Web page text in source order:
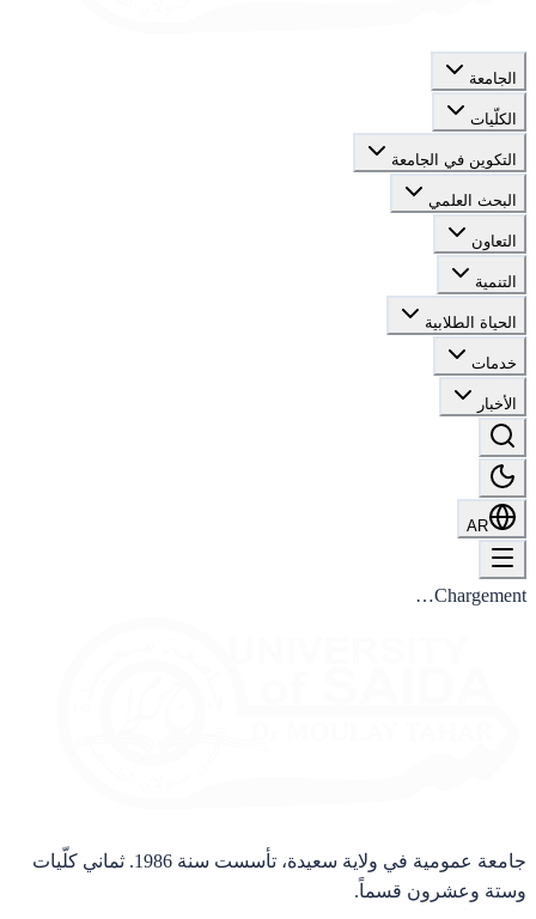
الجامعة
الكلّيات
التكوين في الجامعة
البحث العلمي
التعاون
التنمية
الحياة الطلابية
خدمات
الأخبار
AR
Chargement…
جامعة عمومية في ولاية سعيدة، تأسست سنة 1986. ثماني كلّيات
وستة وعشرون قسماً.